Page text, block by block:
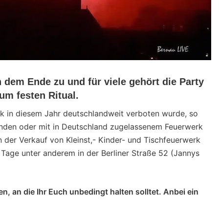
Ende zu und für viele gehört die Party
festen Ritual.
in diesem Jahr deutschlandweit verboten wurde, so
oder mit in Deutschland zugelassenem Feuerwerk
Verkauf von Kleinst,- Kinder- und Tischfeuerwerk
unter anderem in der Berliner Straße 52 (Jannys
an die Ihr Euch unbedingt halten solltet. Anbei ein